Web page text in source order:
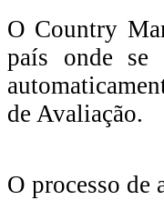
O Country
país onde se
de Avaliação.
O processo de